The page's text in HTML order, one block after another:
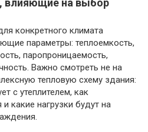
на выбор
конкретного климата
параметры: теплоемкость,
паропроницаемость,
Важно смотреть не на
тепловую схему здания:
с утеплителем, как
какие нагрузки будут на